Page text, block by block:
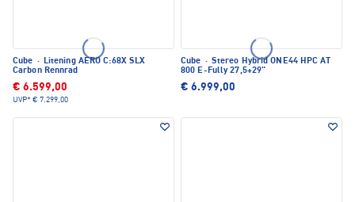
Cube · Litening AERO C:68X SLX
Carbon Rennrad
€ 6.599,00
UVP* € 7.299,00
Cube · Stereo Hybrid ONE44 HPC AT
800 E-Fully 27,5+29"
€ 6.999,00